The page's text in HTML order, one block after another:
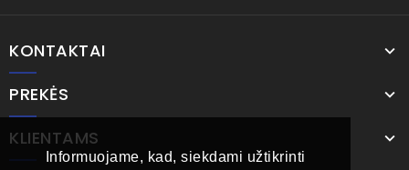
Informuojame, kad, siekdami užtikrinti
KONTAKTAI
PREKĖS
KLIENTAMS